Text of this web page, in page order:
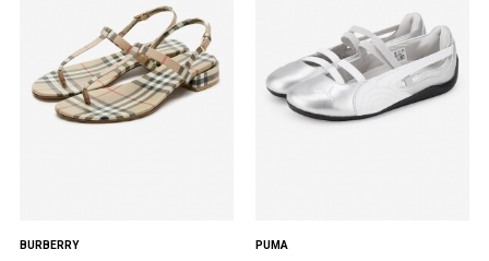
BURBERRY PUMA